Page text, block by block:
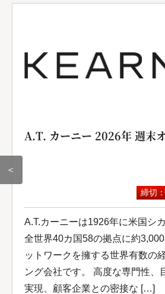
＜
A.T. カーニー 2026年 週末
締切
A.T.カーニーは1926年に米国シ
全世界40カ国58の拠点に約
ットワークを擁する世界有数の
ング会社です。 高度な専門性、
実現、顧客企業との密接な […]